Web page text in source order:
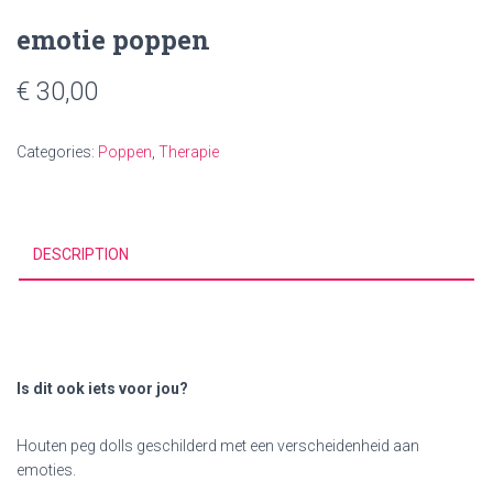
emotie poppen
€ 30,00
Categories: Poppen Therapie
DESCRIPTION
Is dit ook iets voor jou?
Houten peg dolls geschilderd met een verscheidenheid aan
emoties.